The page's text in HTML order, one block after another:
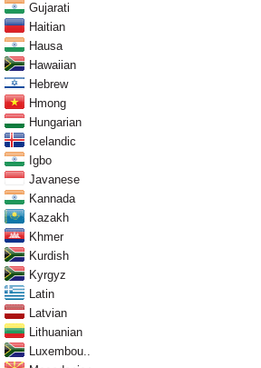
Gujarati
Haitian
Hausa
Hawaiian
Hebrew
Hmong
Hungarian
Icelandic
Igbo
Javanese
Kannada
Kazakh
Khmer
Kurdish
Kyrgyz
Latin
Latvian
Lithuanian
Luxembou..